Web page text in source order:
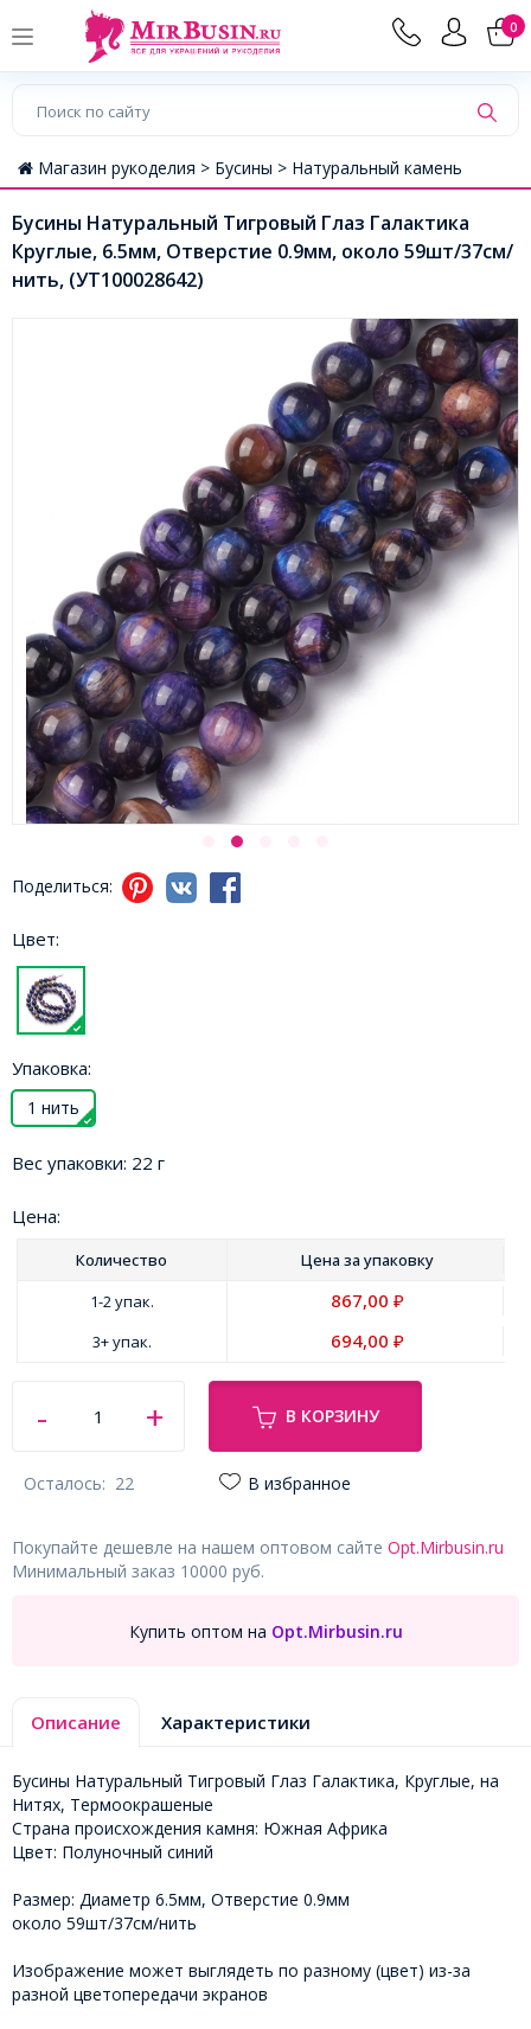
0
Магазин рукоделия > Бусины > Натуральный камень
Бусины Натуральный Тигровый Глаз Галактика
Круглые, 6.5мм, Отверстие 0.9мм, около 59шт/37см/
нить, (УТ100028642)
Поделиться:
Цвет:
Упаковка:
1 нить
Вес упаковки: 22 г
Цена:
Количество Цена за упаковку
1-2 упак.
867,00 ₽
3+ упак. 694,00 ₽
В КОРЗИНУ
Осталось: 22 В избранное
Покупайте дешевле на нашем оптовом сайте Opt.Mirbusin.ru
Минимальный заказ 10000 руб.
Купить оптом на Opt.Mirbusin.ru
Описание Характеристики
Бусины Натуральный Тигровый Глаз Галактика, Круглые, на
Нитях, Термоокрашеные
Страна происхождения камня: Южная Африка
Цвет: Полуночный синий
Размер: Диаметр 6.5мм, Отверстие 0.9мм
около 59шт/37см/нить
Изображение может выглядеть по разному (цвет) из-за
разной цветопередачи экранов